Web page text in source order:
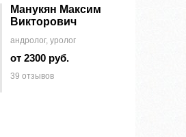
Манукян Максим
Викторович
андролог, уролог
от 2300 руб.
39 отзывов